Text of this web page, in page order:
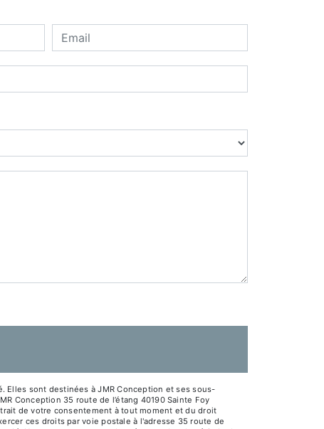
sont destinées à JMR Conception et ses sous-
Conception 35 route de l’étang 40190 Sainte Foy
de votre consentement à tout moment et du droit
ces droits par voie postale à l'adresse 35 route de